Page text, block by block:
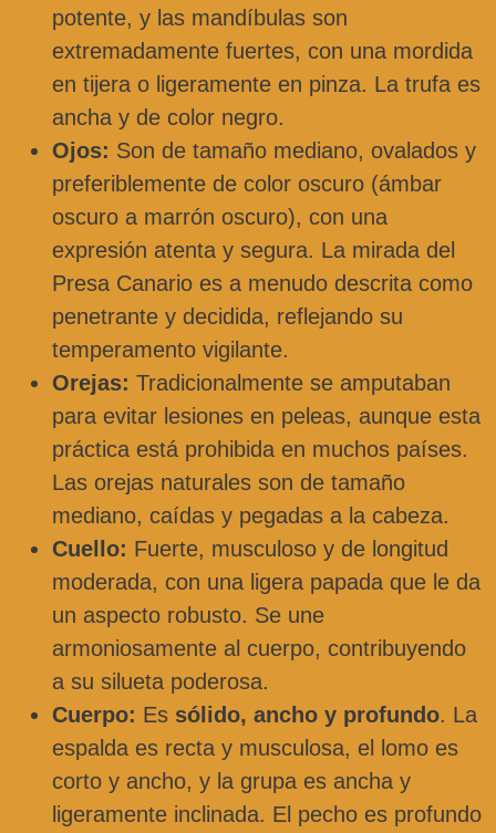
potente, y las mandíbulas son
extremadamente fuertes, con una mordida
en tijera o ligeramente en pinza. La trufa es
ancha y de color negro.
Ojos: Son de tamaño mediano, ovalados y
preferiblemente de color oscuro (ámbar
oscuro a marrón oscuro), con una
expresión atenta y segura. La mirada del
Presa Canario es a menudo descrita como
penetrante y decidida, reflejando su
temperamento vigilante.
Orejas: Tradicionalmente se amputaban
para evitar lesiones en peleas, aunque esta
práctica está prohibida en muchos países.
Las orejas naturales son de tamaño
mediano, caídas y pegadas a la cabeza.
Cuello: Fuerte, musculoso y de longitud
moderada, con una ligera papada que le da
un aspecto robusto. Se une
armoniosamente al cuerpo, contribuyendo
a su silueta poderosa.
Cuerpo: Es sólido, ancho y profundo. La
espalda es recta y musculosa, el lomo es
corto y ancho, y la grupa es ancha y
ligeramente inclinada. El pecho es profundo